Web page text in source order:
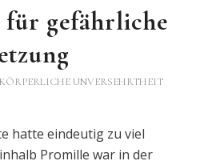
für gefährliche
UNVERSEHRTHEIT
hatte eindeutig zu viel
Promille war in der